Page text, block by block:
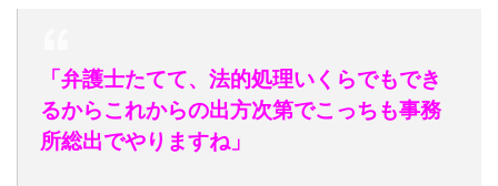
「弁護士たてて、法的処理いくらでもでき
るからこれからの出方次第でこっちも事務
所総出でやりますね」